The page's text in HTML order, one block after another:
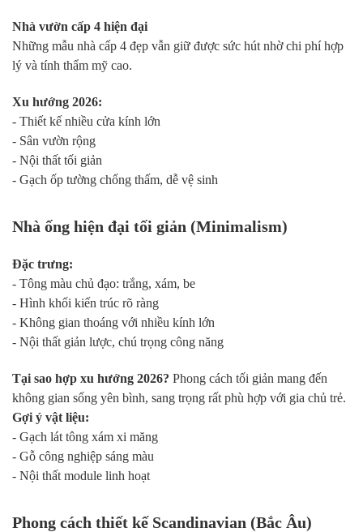
Nhà vườn cấp 4 hiện đại
Những mẫu nhà cấp 4 đẹp vẫn giữ được sức hút nhờ chi phí hợp
lý và tính thẩm mỹ cao.
Xu hướng 2026:
- Thiết kế nhiều cửa kính lớn
- Sân vườn rộng
- Nội thất tối giản
- Gạch ốp tường chống thấm, dễ vệ sinh
Nhà ống hiện đại tối giản (Minimalism)
Đặc trưng:
- Tông màu chủ đạo: trắng, xám, be
- Hình khối kiến trúc rõ ràng
- Không gian thoáng với nhiều kính lớn
- Nội thất giản lược, chú trọng công năng
Tại sao hợp xu hướng 2026? Phong cách tối giản mang đến
không gian sống yên bình, sang trọng rất phù hợp với gia chủ trẻ.
Gợi ý vật liệu:
- Gạch lát tông xám xi măng
- Gỗ công nghiệp sáng màu
- Nội thất module linh hoạt
Phong cách thiết kế Scandinavian (Bắc Âu)